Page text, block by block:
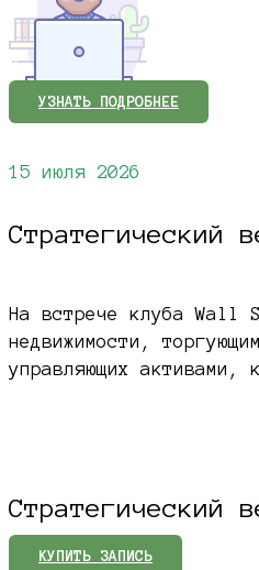
УЗНАТЬ ПОДРОБНЕЕ
15 июля 2026
Стратегический
На встрече клуба Wall
недвижимости,
управляющих активами,
Стратегический
КУПИТЬ ЗАПИСЬ